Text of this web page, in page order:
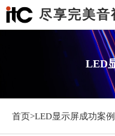
尽享完美音
LED
首页>LED显示屏成功案例